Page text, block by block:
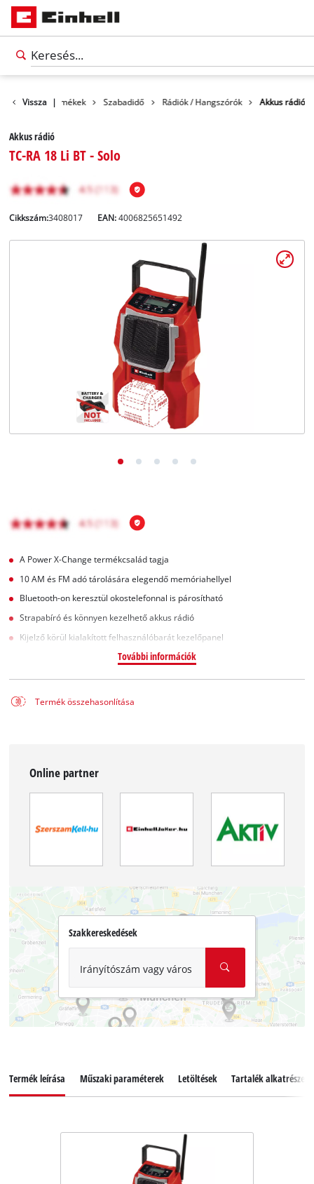
Vissza |
Termékek Szabadidő Rádiók / Hangszórók Akkus rádió
Akkus rádió
TC-RA 18 Li BT - Solo
Cikkszám:3408017 EAN:4006825651492
A Power X-Change termékcsalád tagja
10 AM és FM adó tárolására elegendő memóriahellyel
Bluetooth-on keresztül okostelefonnal is párosítható
Strapabíró és könnyen kezelhető akkus rádió
Kijelző körül kialakított felhasználóbarát kezelőpanel
További információk
Termék összehasonlítása
Online partner
Szakkereskedések
Irányítószám vagy város
Termék leírása Műszaki paraméterek Letöltések Tartalék alkatrészek